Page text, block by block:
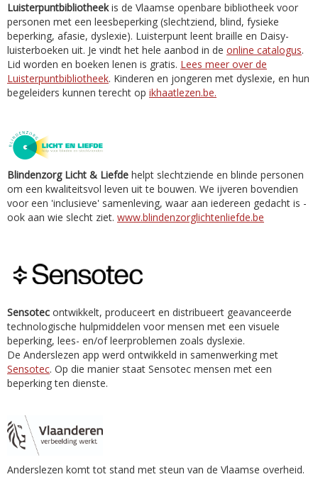
Luisterpuntbibliotheekis de Vlaamse openbare bibliotheek voor
personen met een leesbeperking (slechtziend, blind, fysieke
beperking, afasie, dyslexie). Luisterpunt leent braille en Daisy-
luisterboeken uit. Je vindt het hele aanbod in de online catalogus.
Lid worden en boeken lenen is gratis. Lees meer over de
Luisterpuntbibliotheek. Kinderen en jongeren met dyslexie, en hun
begeleiders kunnen terecht op ikhaatlezen.be.
Blindenzorg Licht & Liefde helpt slechtziende en blinde personen
om een kwaliteitsvol leven uit te bouwen. We ijveren bovendien
voor een 'inclusieve' samenleving, waar aan iedereen gedacht is -
ook aan wie slecht ziet. www.blindenzorglichtenliefde.be
Sensotec ontwikkelt, produceert en distribueert geavanceerde
technologische hulpmiddelen voor mensen met een visuele
beperking, lees- en/of leerproblemen zoals dyslexie.
De Anderslezen app werd ontwikkeld in samenwerking met
Sensotec. Op die manier staat Sensotec mensen met een
beperking ten dienste.
Anderslezen komt tot stand met steun van de Vlaamse overheid.